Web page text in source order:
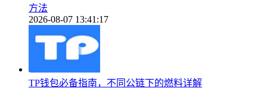
方法
2026-08-07 13:41:17
TP钱包必备指南，不同公链下的燃料详解